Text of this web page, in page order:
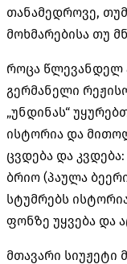
თანამედროვე,
მოხმარებისა თუ
როცა წლევანდელ
გერმანელი
„უნდინას“
ისტორია და
ცვდება და
ბრიო (პაულა
სტუმრებს
ფონზე უყვება და
მთავარი სიუჟეტი